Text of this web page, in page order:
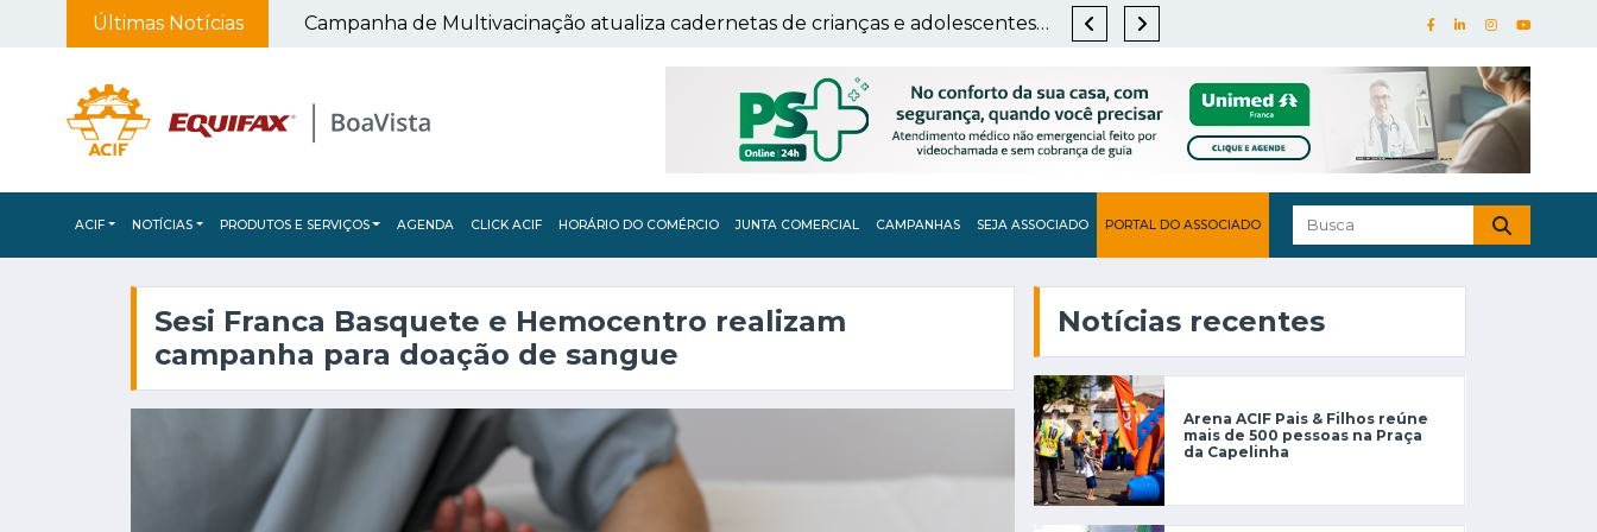
Últimas Notícias Campanha de Multivacinação atualiza cadernetas de crianças e adolescentes em Franca
ACIF NOTÍCIAS PRODUTOS E SERVIÇOS AGENDA CLICK ACIF HORÁRIO DO COMÉRCIO JUNTA COMERCIAL CAMPANHAS SEJA ASSOCIADO PORTAL DO ASSOCIADO
Sesi Franca Basquete e Hemocentro realizam
campanha para doação de sangue
Notícias recentes
Arena ACIF Pais & Filhos reúne
mais de 500 pessoas na Praça
da Capelinha